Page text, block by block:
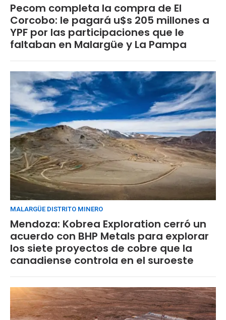
Pecom completa la compra de El
Corcobo: le pagará u$s 205 millones a
YPF por las participaciones que le
faltaban en Malargüe y La Pampa
MALARGÜE DISTRITO MINERO
Mendoza: Kobrea Exploration cerró un
acuerdo con BHP Metals para explorar
los siete proyectos de cobre que la
canadiense controla en el suroeste